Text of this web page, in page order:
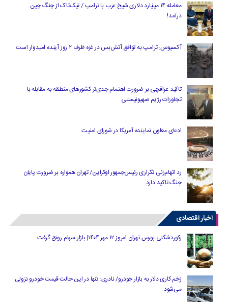
معامله ۱۴ میلیارد دلاری شیخ عرب با ترامپ / تیک‌تاک از چنگ چین
درآمد!
آکسیوس: ترامپ به توافق آتش‌بس در غزه ظرف ۲ روز آینده امیدوار است
تاکید عراقچی بر ضرورت اهتمام جدی‌تر کشورهای منطقه به مقابله با
تجاوزات رژیم صهیونیستی
ادعای معاون نماینده آمریکا در شورای امنیت
رد اتهام‌زنی تکراری رئیس‌جمهور اوکراین/ تهران همواره بر ضرورت پایان
جنگ تاکید دارد
اخبار اقتصادی
رکوردشکنی بورس تهران امروز ۱۲ مهر ۱۴۰۴| بازار سهام رونق گرفت
زخم کاری دلار به بازار خودرو/ نادری: تنها در این حالت قیمت خودرو نزولی
می‌شود